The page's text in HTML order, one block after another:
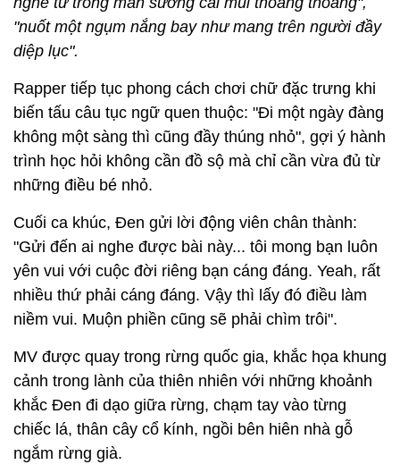
"nuốt một ngụm nắng bay như mang trên người đầy
diệp lục".
Rapper tiếp tục phong cách chơi chữ đặc trưng khi
biến tấu câu tục ngữ quen thuộc: "Đi một ngày đàng
không một sàng thì cũng đầy thúng nhỏ", gợi ý hành
trình học hỏi không cần đồ sộ mà chỉ cần vừa đủ từ
những điều bé nhỏ.
Cuối ca khúc, Đen gửi lời động viên chân thành:
"Gửi đến ai nghe được bài này... tôi mong bạn luôn
yên vui với cuộc đời riêng bạn cáng đáng. Yeah, rất
nhiều thứ phải cáng đáng. Vậy thì lấy đó điều làm
niềm vui. Muộn phiền cũng sẽ phải chìm trôi".
MV được quay trong rừng quốc gia, khắc họa khung
cảnh trong lành của thiên nhiên với những khoảnh
khắc Đen đi dạo giữa rừng, chạm tay vào từng
chiếc lá, thân cây cổ kính, ngồi bên hiên nhà gỗ
ngắm rừng già.